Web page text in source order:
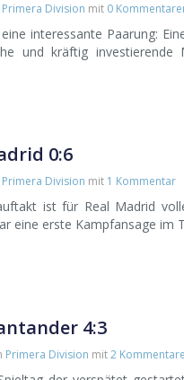
Primera Division mit 0
interessante Paarung:
und kräftig
0:6
Primera Division mit 1 Kommentar
ist für Real Madrid
eine erste Kampfansage im
4:3
Primera Division mit2